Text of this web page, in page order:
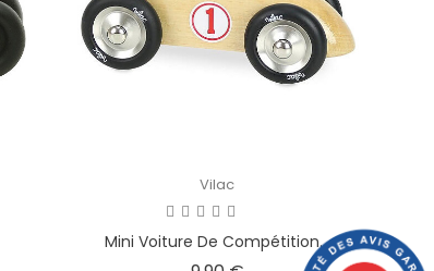
Vilac
Mini Voiture De Compétition...